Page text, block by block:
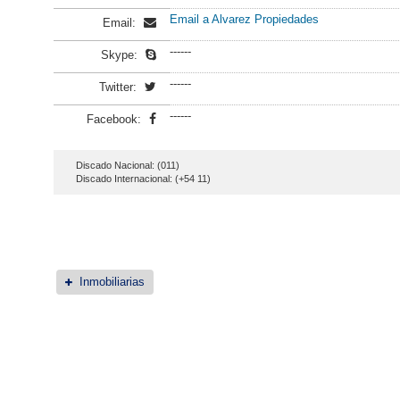
Email: Email a Alvarez Propiedades
Skype: ------
Twitter: ------
Facebook: ------
Discado Nacional: (011)
Discado Internacional: (+54 11)
Inmobiliarias